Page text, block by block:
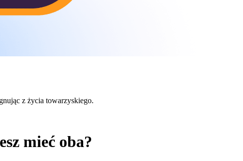
z życia towarzyskiego.
mieć oba?